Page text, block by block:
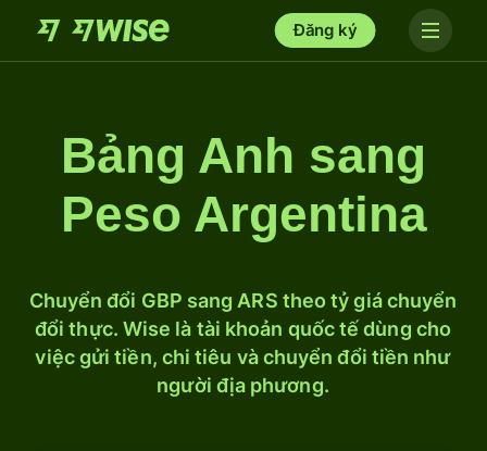
Đăng ký
Bảng Anh sang
Peso Argentina
Chuyển đổi GBP sang ARS theo tỷ giá chuyển
đổi thực. Wise là tài khoản quốc tế dùng cho
việc gửi tiền, chi tiêu và chuyển đổi tiền như
người địa phương.